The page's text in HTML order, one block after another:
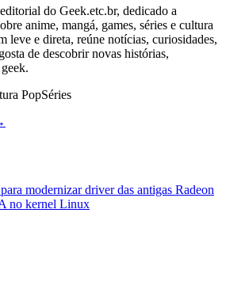
do Geek.etc.br, dedicado a
anime, mangá, games, séries e cultura
leve e direta, reúne notícias, curiosidades,
de descobrir novas histórias,
PopSéries